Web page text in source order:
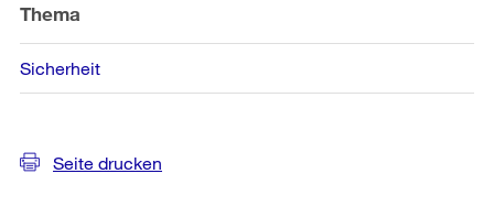
Thema
Sicherheit
Seite drucken